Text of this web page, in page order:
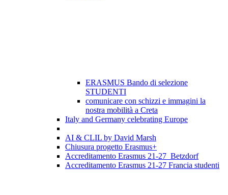
ERASMUS Bando di selezione
STUDENTI
comunicare con schizzi e immagini la
nostra mobilità a Creta
Italy and Germany celebrating Europe
AI & CLIL by David Marsh
Chiusura progetto Erasmus+
Accreditamento Erasmus 21-27 Betzdorf
Accreditamento Erasmus 21-27 Francia studenti